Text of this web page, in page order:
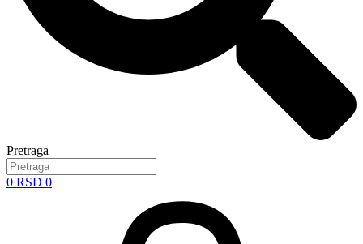
Pretraga
0 RSD 0